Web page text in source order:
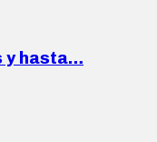
y hasta…